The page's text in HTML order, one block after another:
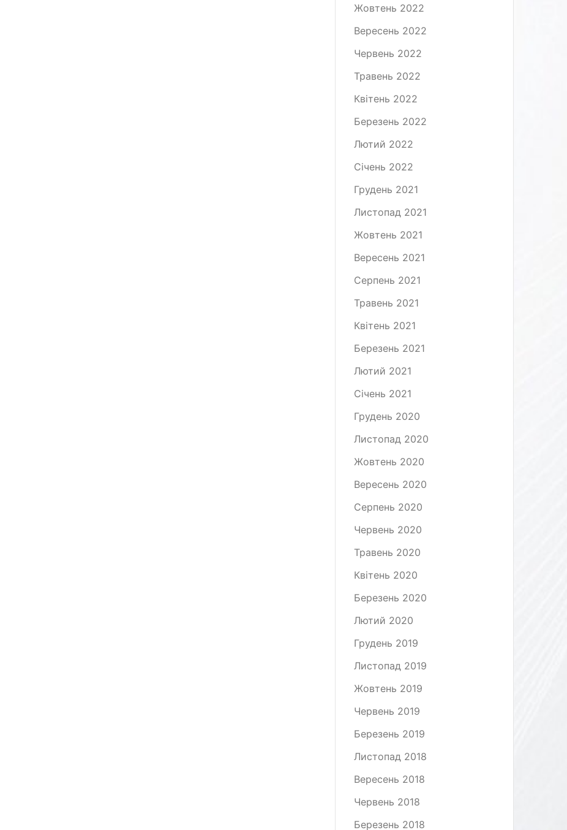
Жовтень 2022
Вересень 2022
Червень 2022
Травень 2022
Квітень 2022
Березень 2022
Лютий 2022
Січень 2022
Грудень 2021
Листопад 2021
Жовтень 2021
Вересень 2021
Серпень 2021
Травень 2021
Квітень 2021
Березень 2021
Лютий 2021
Січень 2021
Грудень 2020
Листопад 2020
Жовтень 2020
Вересень 2020
Серпень 2020
Червень 2020
Травень 2020
Квітень 2020
Березень 2020
Лютий 2020
Грудень 2019
Листопад 2019
Жовтень 2019
Червень 2019
Березень 2019
Листопад 2018
Вересень 2018
Червень 2018
Березень 2018